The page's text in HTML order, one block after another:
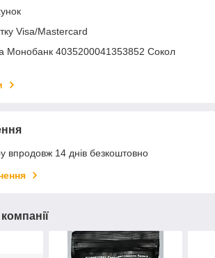
Visa/Mastercard
Монобанк 4035200041353852 Сокол
впродовж 14 днів безкоштовно